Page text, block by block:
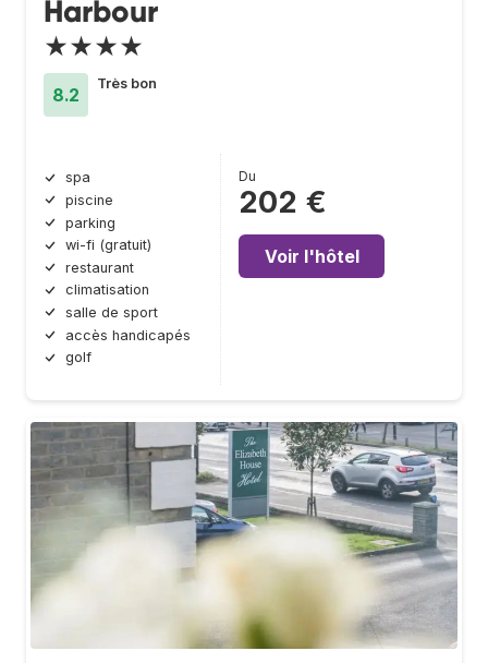
Harbour
★★★★
8.2
Très bon
spa
piscine
parking
wi-fi (gratuit)
restaurant
climatisation
salle de sport
accès handicapés
golf
Du
202 €
Voir l'hôtel